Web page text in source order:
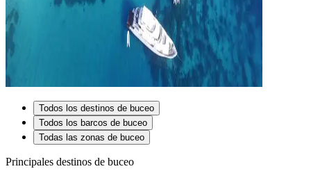
Todos los destinos de buceo
Todos los barcos de buceo
Todas las zonas de buceo
Principales destinos de buceo